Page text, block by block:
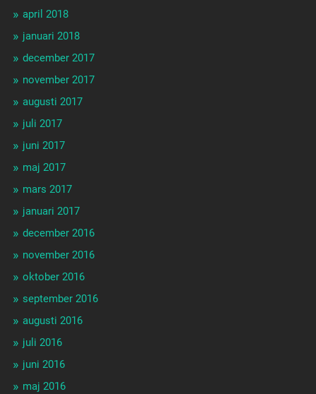
april 2018
januari 2018
december 2017
november 2017
augusti 2017
juli 2017
juni 2017
maj 2017
mars 2017
januari 2017
december 2016
november 2016
oktober 2016
september 2016
augusti 2016
juli 2016
juni 2016
maj 2016